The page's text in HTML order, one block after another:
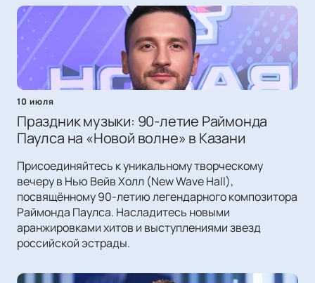
10 июля
Праздник музыки: 90-летие Раймонда
Паулса на «Новой волне» в Казани
Присоединяйтесь к уникальному творческому
вечеру в Нью Вейв Холл (New Wave Hall),
посвящённому 90-летию легендарного композитора
Раймонда Паулса. Насладитесь новыми
аранжировками хитов и выступлениями звезд
российской эстрады.